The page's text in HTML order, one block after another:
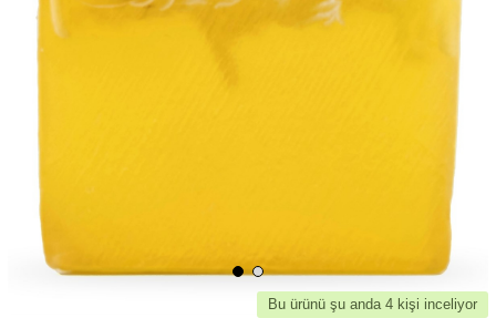
Bu ürünü şu anda 4 kişi inceliyor